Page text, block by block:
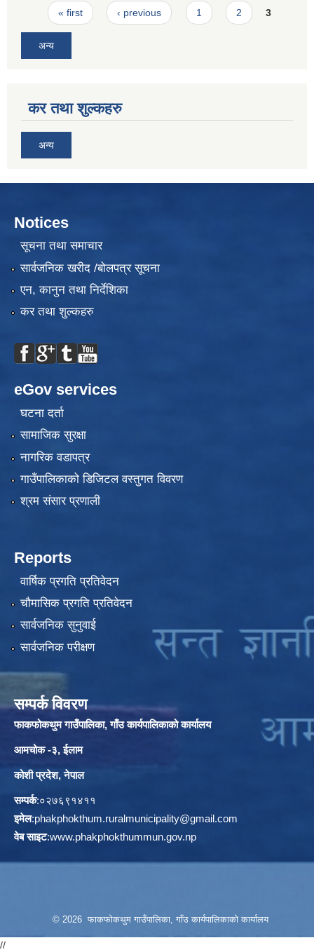
Pages
« first ‹ previous 1 2 3
अन्य
कर तथा शुल्कहरु
अन्य
Notices
सूचना तथा समाचार
सार्वजनिक खरीद /बोलपत्र सूचना
एन, कानुन तथा निर्देशिका
कर तथा शुल्कहरु
eGov services
घटना दर्ता
सामाजिक सुरक्षा
नागरिक वडापत्र
गाउँपालिकाको डिजिटल वस्तुगत विवरण
श्रम संसार प्रणाली
Reports
वार्षिक प्रगति प्रतिवेदन
चौमासिक प्रगति प्रतिवेदन
सार्वजनिक सुनुवाई
सार्वजनिक परीक्षण
सम्पर्क विवरण
फाकफोकथुम गाउँपालिका, गाँउ कार्यपालिकाको कार्यालय
आमचोक -३, ईलाम
कोशी प्रदेश, नेपाल
सम्पर्क:०२७६९१४११
इमेल:phakphokthum.ruralmunicipality@gmail.com
वेब साइट:www.phakphokthummun.gov.np
© 2026 फाकफोकथुम गाउँपालिका, गाँउ कार्यपालिकाको कार्यालय
//